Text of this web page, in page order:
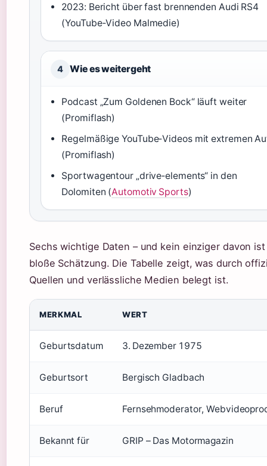
2023: Bericht über fast brennenden Audi RS4
(YouTube‑Video Malmedie)
4 Wie es weitergeht
Podcast „Zum Goldenen Bock“ läuft weiter
(Promiflash)
Regelmäßige YouTube‑Videos mit extremen
(Promiflash)
Sportwagentour „drive‑elements“ in den
Dolomiten (Automotiv Sports)
Sechs wichtige Daten – und kein einziger davon
bloße Schätzung. Die Tabelle zeigt, was durch
Quellen und verlässliche Medien belegt ist.
MERKMAL WERT
Geburtsdatum 3. Dezember 1975
Geburtsort Bergisch Gladbach
Beruf Fernsehmoderator,
Bekannt für GRIP – Das Motormagazin